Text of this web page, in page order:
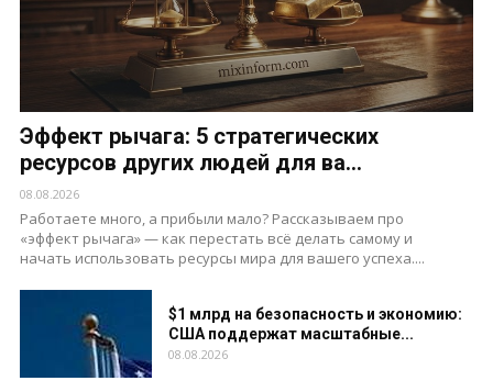
Эффект рычага: 5 стратегических
ресурсов других людей для ва...
08.08.2026
Работаете много, а прибыли мало? Рассказываем про
«эффект рычага» — как перестать всё делать самому и
начать использовать ресурсы мира для вашего успеха....
$1 млрд на безопасность и экономию:
США поддержат масштабные...
08.08.2026